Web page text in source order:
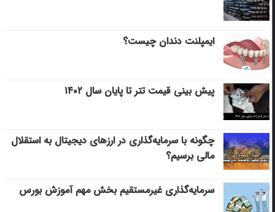
ایمپلنت دندان چیست؟
پیش بینی قیمت تتر تا پایان سال ۱۴۰۲
چگونه با سرمایه‌گذاری در ارزهای دیجیتال به استقلال
مالی برسیم؟
سرمایه‌گذاری غیرمستقیم بخش مهم آموزش بورس